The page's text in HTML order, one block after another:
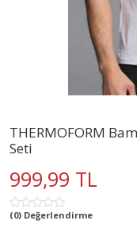
THERMOFORM
Seti
999,99 TL
(0) Değerlendirme